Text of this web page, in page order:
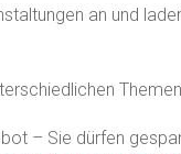
an und
– Sie dürfen